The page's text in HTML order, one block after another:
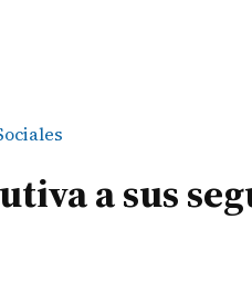
a sus